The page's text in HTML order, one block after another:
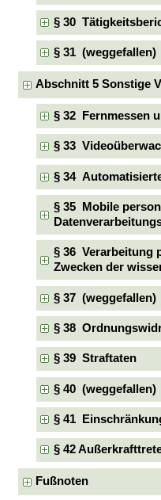
§ 30
§ 31 (weggefallen)
Abschnitt 5 Sonstige
§ 32 Fernmessen
§ 33
§ 34
§ 35 Mobile
§ 36 Verarbeitung
Zwecken der
§ 37 (weggefallen)
§ 38
§ 39 Straftaten
§ 40 (weggefallen)
§ 41
§ 42
Fußnoten